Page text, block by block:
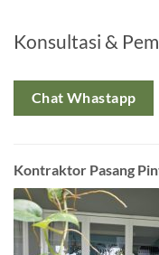
Konsultasi &
Chat Whastapp
Kontraktor Pasang